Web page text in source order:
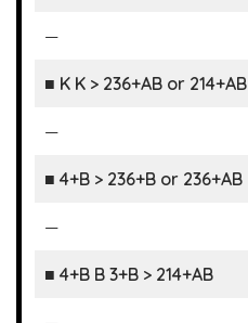
—
■ K K > 236+AB or 214+AB
—
■ 4+B > 236+B or 236+AB
—
■ 4+B B 3+B > 214+AB